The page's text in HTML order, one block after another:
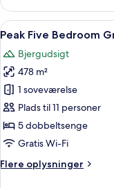
Six-
Bedroom
Grand
Indlæs
alle
billeder
af
Peak
Five
Bedroom
Grand
6
Peak Five Bedroom
Bjergudsigt
478 m²
1 soveværelse
Plads til 11 personer
5 dobbeltsenge
Gratis Wi-Fi
Flere oplysninger
Flere